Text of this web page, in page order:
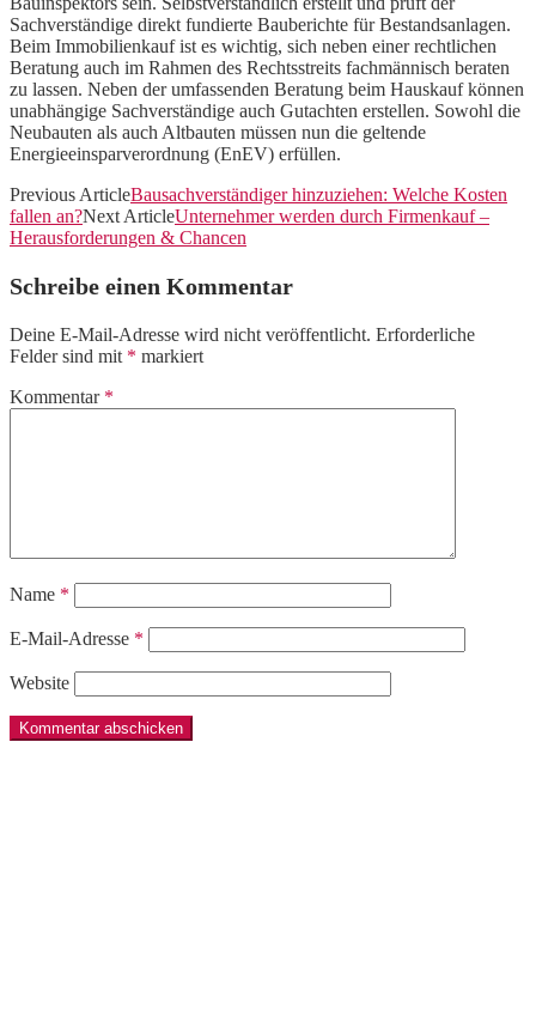
Sachverständige direkt fundierte Bauberichte für Bestandsanlagen.
Beim Immobilienkauf ist es wichtig, sich neben einer rechtlichen
Beratung auch im Rahmen des Rechtsstreits fachmännisch beraten
zu lassen. Neben der umfassenden Beratung beim Hauskauf können
unabhängige Sachverständige auch Gutachten erstellen. Sowohl die
Neubauten als auch Altbauten müssen nun die geltende
Energieeinsparverordnung (EnEV) erfüllen.
Previous ArticleBausachverständiger hinzuziehen: Welche Kosten
fallen an?Next ArticleUnternehmer werden durch Firmenkauf –
Herausforderungen & Chancen
Schreibe einen Kommentar
Deine E-Mail-Adresse wird nicht veröffentlicht. Erforderliche
Felder sind mit * markiert
Kommentar *
Name *
E-Mail-Adresse *
Website